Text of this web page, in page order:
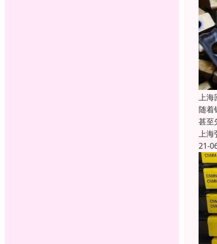
上海
随着
甚至
上海
21-